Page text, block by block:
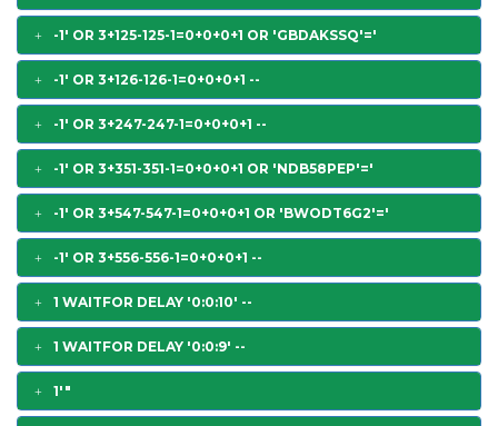
-1' OR 3+125-125-1=0+0+0+1 OR 'GBDAKSSQ'='
-1' OR 3+126-126-1=0+0+0+1 --
-1' OR 3+247-247-1=0+0+0+1 --
-1' OR 3+351-351-1=0+0+0+1 OR 'NDB58PEP'='
-1' OR 3+547-547-1=0+0+0+1 OR 'BWODT6G2'='
-1' OR 3+556-556-1=0+0+0+1 --
1 WAITFOR DELAY '0:0:10' --
1 WAITFOR DELAY '0:0:9' --
1'"